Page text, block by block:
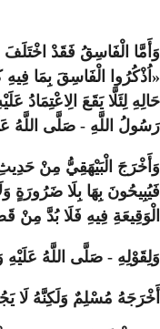
وَأَمَّا الْفَاسِقُ فَقَدْ
«اُذْكُرُوا الْفَاسِقَ بِمَا
حَالِهِ لِئَلَّا يَقَعَ
رَسُولُ اللَّهِ - صَلَّى اللَّهُ
وَأَخْرَجَ الْبَيْهَقِيُّ مِنْ
فَيُبِيحُونَ بِهَا بِلَا ضَرُورَةٍ
الْوَقِيعَةِ فِيهِ فَلَا بُدَّ مِنْ
وَلِقَوْلِهِ - صَلَّى اللَّهُ عَلَيْهِ
أَخْرَجَهُ مُسْلِمٌ وَلَكِنَّهُ لَا